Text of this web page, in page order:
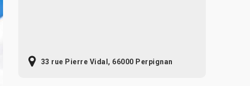
33 rue Pierre Vidal, 66000 Perpignan